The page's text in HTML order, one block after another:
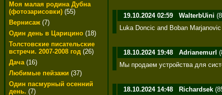
Моя малая родина Дубна
(фотозарисовки) (55)
Вернисаж (7)
Один день в Царицино (18)
Толстовские писательские
встречи. 2007-2008 год (26)
Дача(16)
Любимые пейзажи (37)
Один пасмурный осенний
день. (7)
19.10.2024 02:59 WalterbUini
Luka Doncic and Boban
18.10.2024 19:48 Adrianemurl
Мы продаем устройства для
18.10.2024 14:48 Richardsek